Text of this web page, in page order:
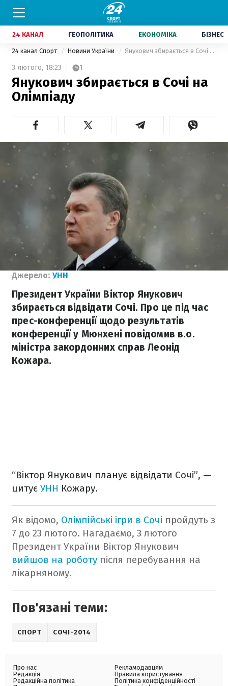
24 КАНАЛ ГЕОПОЛІТИКА ЕКОНОМІКА БІЗНЕС
24 канал Спорт Новини України Янукович збирається в Сочі на Олімпіаду
3 лютого, 18:23 1
Янукович збирається в Сочі на
Олімпіаду
Джерело: УНН
Президент України Віктор Янукович
збирається відвідати Сочі. Про це під час
прес-конференції щодо результатів
конференції у Мюнхені повідомив в.о.
міністра закордонних справ Леонід
Кожара.
“Віктор Янукович планує відвідати Сочі”, —
цитує УНН Кожару.
Як відомо, Олімпійські ігри в Сочі пройдуть з
7 до 23 лютого. Нагадаємо, 3 лютого
Президент України Віктор Янукович
вийшов на роботу після перебування на
лікарняному.
Пов'язані теми:
СПОРТ СОЧІ-2014
Про нас
Редакція
Редакційна політика
Рекламодавцям
Правила користування
Політика конфіденційності